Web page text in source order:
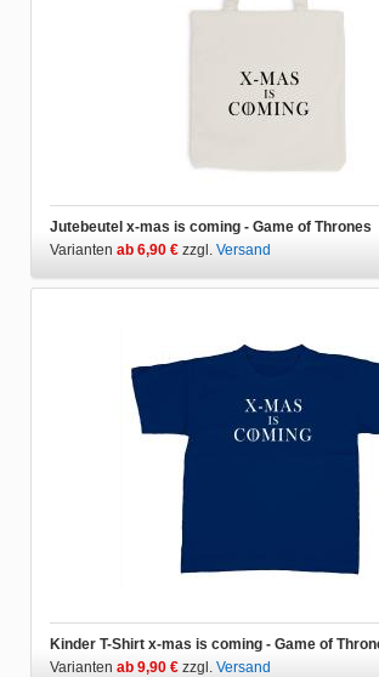
Jutebeutel x-mas is coming - Game of Thrones
Varianten ab 6,90 € zzgl. Versand
Kinder T-Shirt x-mas is coming - Game of
Varianten ab 9,90 € zzgl. Versand